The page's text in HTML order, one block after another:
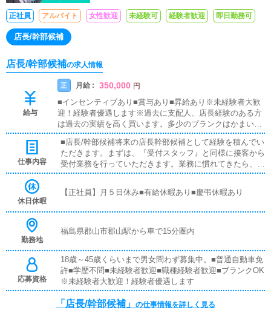
正社員 アルバイト 女性歓迎 未経験可 経験者歓迎 即日勤務可
店長/幹部候補
店長/幹部候補の求人情報
給与
正 月給 : 350,000 円
■インセンティブあり■賞与あり■昇給あり※未経験者大歓
迎！経験者優遇します※過去に支配人、店長経験のある方
は過去の実績を高く買います。多少のブランクはかまいま
せん。
仕事内容
■店長/幹部候補将来の店長幹部候補として経験を積んでい
ただきます。まずは、『受付スタッフ』と同様に接客から
受付業務を行っていただきます。業務に慣れてきたら、
『キャストの管理』や『経営に関わる業務』を順に覚えて
い店舗の運営をお任せします。■キャスト管理お店で働い
イスを行っていただきます。■PC更新業務ヘブンネットな
きます。キャストの出勤情報やイベント、求人ブログの作
成となります。基本的にはボタンを押すだけや、ブログの
更新時に簡単に文字が入力出来れば問題ありません。PC
が苦手な人でも簡単にできます。
休日休暇
【正社員】月５日休み■有給休暇あり■慶弔休暇あり
勤務地
福島県郡山市郡山駅から車で15分圏内
応募資格
18歳～45歳くらいまで男女問わず募集中。■普通自動車免
許■学歴不問■未経験者歓迎■職種経験者歓迎■ブランクOK
※未経験者大歓迎！経験者優遇します
「店長/幹部候補」 の仕事情報を詳しく見る